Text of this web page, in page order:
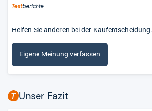
Helfen Sie anderen bei der Kaufentscheidung.
Eigene Meinung verfassen
Unser Fazit